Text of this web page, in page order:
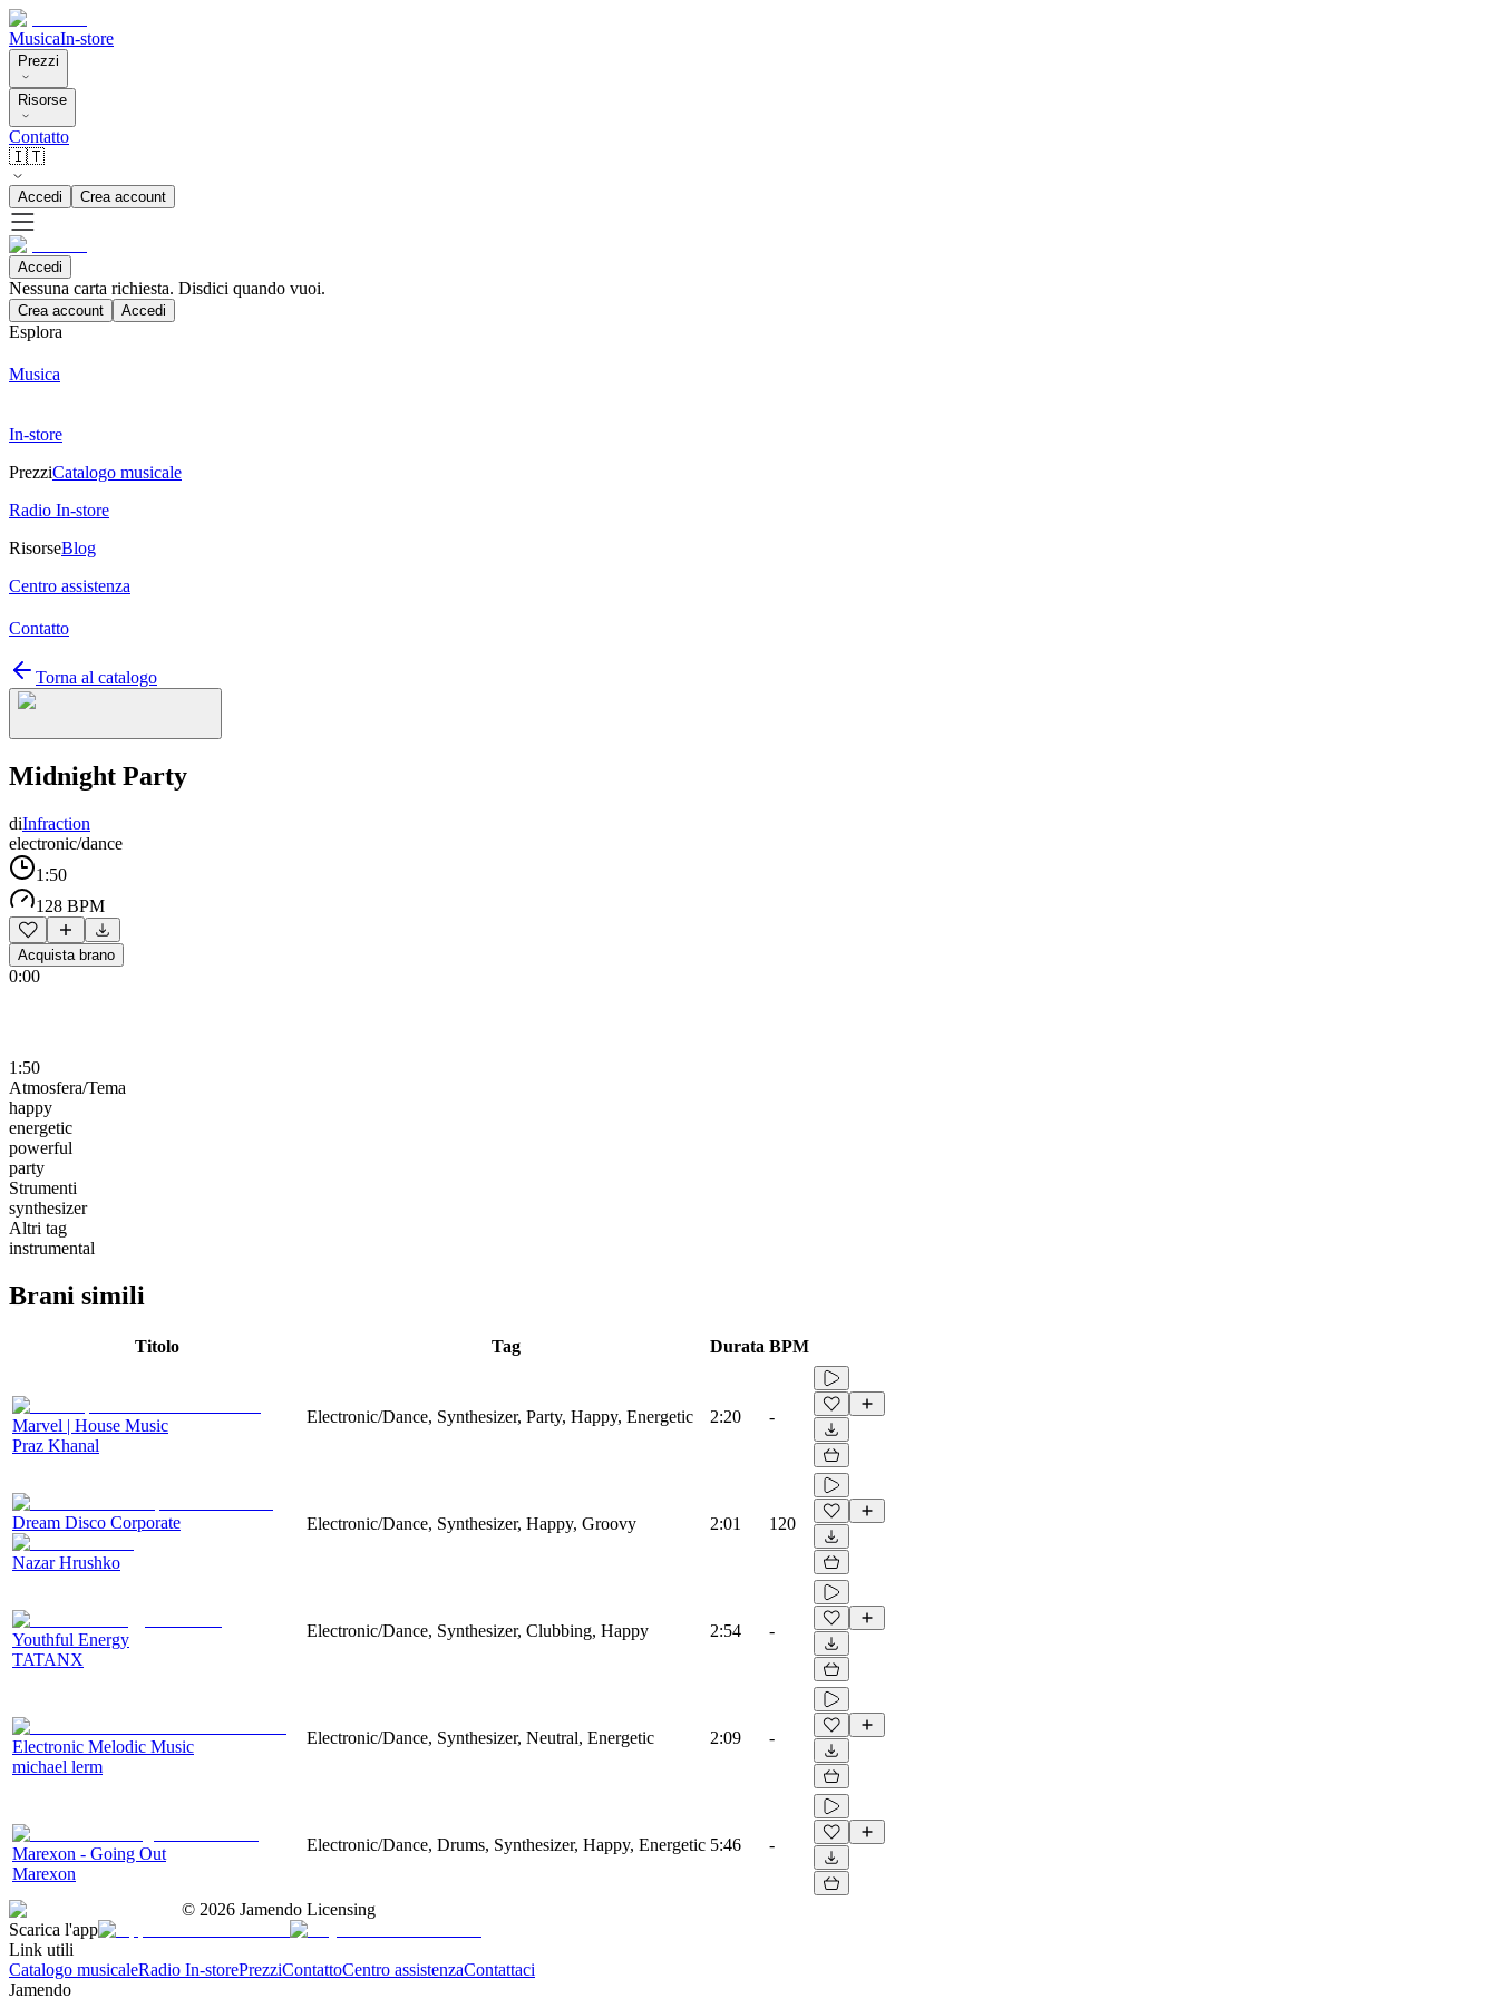
MusicaIn-store
Prezzi
Risorse
Contatto
🇮🇹
Accedi Crea account
Accedi
Nessuna carta richiesta. Disdici quando vuoi.
Crea account Accedi
Esplora
Musica
In-store
PrezziCatalogo musicale
Radio In-store
RisorseBlog
Centro assistenza
Contatto
Torna al catalogo
Midnight Party
diInfraction
electronic/dance
1:50
128 BPM
Acquista brano
0:00
1:50
Atmosfera/Tema
happy
energetic
powerful
party
Strumenti
synthesizer
Altri tag
instrumental
Brani simili
Titolo Tag Durata BPM
Marvel | House Music
Praz Khanal
Electronic/Dance, Synthesizer, Party, Happy, Energetic 2:20 -
Dream Disco Corporate
Nazar Hrushko
Electronic/Dance, Synthesizer, Happy, Groovy 2:01 120
Youthful Energy
TATANX
Electronic/Dance, Synthesizer, Clubbing, Happy 2:54 -
Electronic Melodic Music
michael lerm
Electronic/Dance, Synthesizer, Neutral, Energetic 2:09 -
Marexon - Going Out
Marexon
Electronic/Dance, Drums, Synthesizer, Happy, Energetic 5:46 -
© 2026 Jamendo Licensing
Scarica l'app
Link utili
Catalogo musicaleRadio In-storePrezziContattoCentro assistenzaContattaci
Jamendo